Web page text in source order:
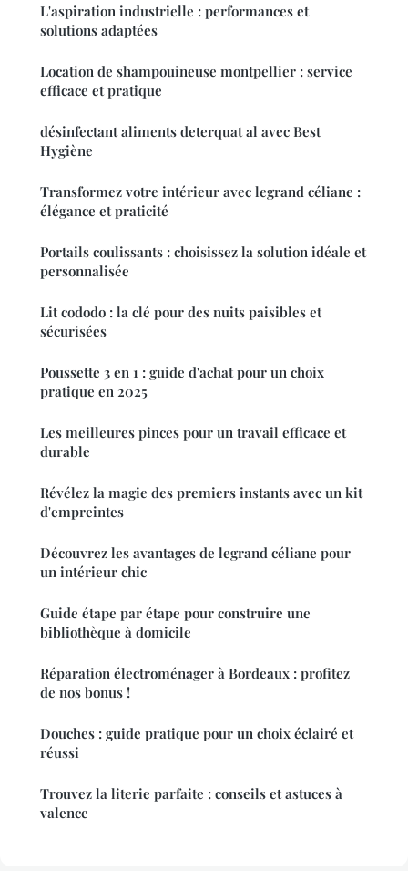
L'aspiration industrielle : performances et
solutions adaptées
Location de shampouineuse montpellier : service
efficace et pratique
désinfectant aliments deterquat al avec Best
Hygiène
Transformez votre intérieur avec legrand céliane :
élégance et praticité
Portails coulissants : choisissez la solution idéale et
personnalisée
Lit cododo : la clé pour des nuits paisibles et
sécurisées
Poussette 3 en 1 : guide d'achat pour un choix
pratique en 2025
Les meilleures pinces pour un travail efficace et
durable
Révélez la magie des premiers instants avec un kit
d'empreintes
Découvrez les avantages de legrand céliane pour
un intérieur chic
Guide étape par étape pour construire une
bibliothèque à domicile
Réparation électroménager à Bordeaux : profitez
de nos bonus !
Douches : guide pratique pour un choix éclairé et
réussi
Trouvez la literie parfaite : conseils et astuces à
valence